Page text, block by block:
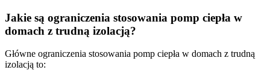
Jakie są ograniczenia stosowania pomp ciepła w
domach z trudną izolacją?
Główne ograniczenia stosowania pomp ciepła w domach z trudną
izolacją to: